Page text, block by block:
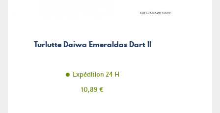
Turlutte Daiwa Emeraldas Dart II
Expédition 24 H
Prix
10,89 €